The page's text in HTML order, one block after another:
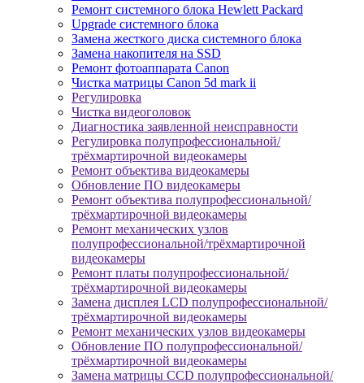
Ремонт системного блока Hewlett Packard
Upgrade системного блока
Замена жесткого диска системного блока
Замена накопителя на SSD
Ремонт фотоаппарата Canon
Чистка матрицы Canon 5d mark ii
Регулировка
Чистка видеоголовок
Диагностика заявленной неисправности
Регулировка полупрофессиональной/
трёхмартирочной видеокамеры
Ремонт объектива видеокамеры
Обновление ПО видеокамеры
Ремонт объектива полупрофессиональной/
трёхмартирочной видеокамеры
Ремонт механических узлов
полупрофессиональной/трёхмартирочной
видеокамеры
Ремонт платы полупрофессиональной/
трёхмартирочной видеокамеры
Замена дисплея LCD полупрофессиональной/
трёхмартирочной видеокамеры
Ремонт механических узлов видеокамеры
Обновление ПО полупрофессиональной/
трёхмартирочной видеокамеры
Замена матрицы CCD полупрофессиональной/